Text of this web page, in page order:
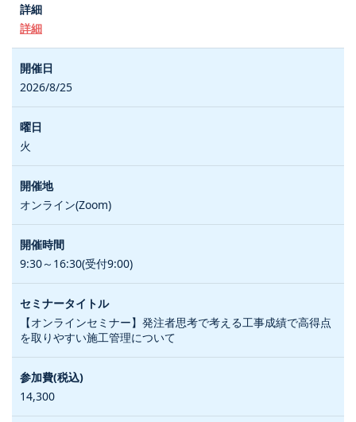
詳細
2026/8/25
火
オンライン(Zoom)
9:30～16:30(受付9:00)
【オンラインセミナー】発注者思考で考える工事成績で高得点
を取りやすい施工管理について
14,300